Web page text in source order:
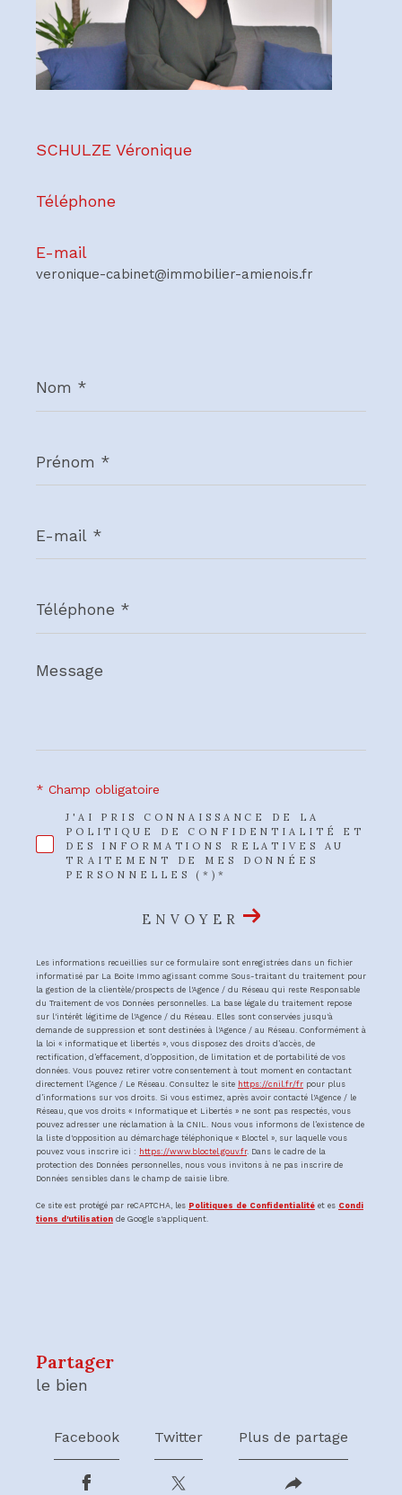
SCHULZE Véronique
Téléphone
E-mail
veronique-cabinet@immobilier-amienois.fr
*
*
mail
*
*
Message
*
J'AI PRIS CONNAISSANCE DE LA
POLITIQUE DE CONFIDENTIALITÉ ET
DES INFORMATIONS RELATIVES AU
TRAITEMENT DE MES DONNÉES
PERSONNELLES (*)*
* Champ obligatoire
ENVOYER
Les informations recueillies sur ce formulaire sont enregistrées dans un fichier
informatisé par La Boite Immo agissant comme Sous-traitant du traitement pour
la gestion de la clientèle/prospects de l'Agence / du Réseau qui reste Responsable
du Traitement de vos Données personnelles. La base légale du traitement repose
sur l'intérêt légitime de l'Agence / du Réseau. Elles sont conservées jusqu'à
demande de suppression et sont destinées à l'Agence / au Réseau. Conformément à
la loi « informatique et libertés », vous disposez des droits d’accès, de
rectification, d’effacement, d’opposition, de limitation et de portabilité de vos
données. Vous pouvez retirer votre consentement à tout moment en contactant
directement l’Agence / Le Réseau. Consultez le site https://cnil.fr/fr pour plus
d’informations sur vos droits. Si vous estimez, après avoir contacté l'Agence / le
Réseau, que vos droits « Informatique et Libertés » ne sont pas respectés, vous
pouvez adresser une réclamation à la CNIL. Nous vous informons de l’existence de
la liste d'opposition au démarchage téléphonique « Bloctel », sur laquelle vous
pouvez vous inscrire ici : https://www.bloctel.gouv.fr. Dans le cadre de la
protection des Données personnelles, nous vous invitons à ne pas inscrire de
Données sensibles dans le champ de saisie libre.
Ce site est protégé par reCAPTCHA, les Politiques de Confidentialité et es Condi
tions d'utilisation de Google s'appliquent.
partager
le bien
Facebook Twitter Plus de partage